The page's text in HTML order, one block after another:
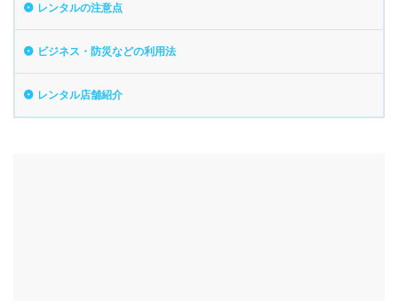
レンタルの注意点
ビジネス・防災などの利用法
レンタル店舗紹介